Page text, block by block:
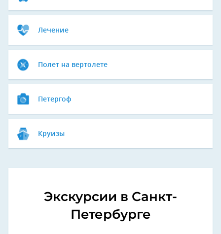
Лечение
Полет на вертолете
Петергоф
Круизы
Экскурсии в Санкт-
Петербурге